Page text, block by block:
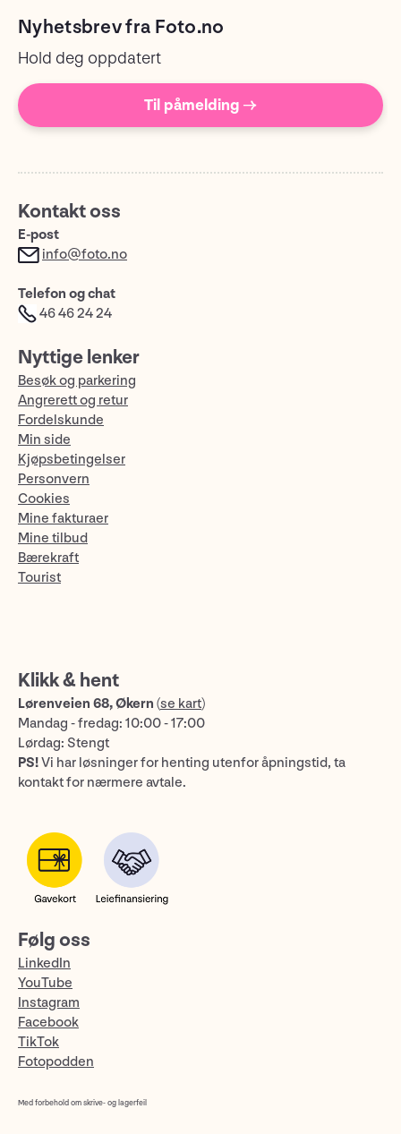
Nyhetsbrev fra Foto.no
Hold deg oppdatert
Til påmelding →
Kontakt oss
E-post
info@foto.no
Telefon og chat
46 46 24 24
Nyttige lenker
Besøk og parkering
Angrerett og retur
Fordelskunde
Min side
Kjøpsbetingelser
Personvern
Cookies
Mine fakturaer
Mine tilbud
Bærekraft
Tourist
Klikk & hent
Lørenveien 68, Økern (se kart)
Mandag - fredag: 10:00 - 17:00
Lørdag: Stengt
PS!Vi har løsninger for henting utenfor åpningstid, ta
kontakt for nærmere avtale.
Følg oss
LinkedIn
YouTube
Instagram
Facebook
TikTok
Fotopodden
Med forbehold om skrive- og lagerfeil